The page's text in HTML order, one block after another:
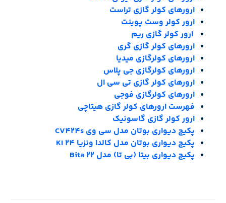
ارورهای کولر گازی تراست
ارور کولر وست پوینت
ارور کولر گازی ریم
ارورهای کولر گازی گری
ارورهای کولرگازی میدیا
ارورهای کولرگازی جی پلاس
ارورهای کولر گازی تی سی ال
ارورهای کولرگازی فوجی
فهرست ارورهای کولر گازی هیتاچی
ارور کولر گازی گاسونیک
پکیج دیواری بوتان مدل سی وی CV424s
پکیج دیواری بوتان مدل کالدا ونزیا 24 KI
پکیج دیواری بیتا (بی تا) مدل Bita 22